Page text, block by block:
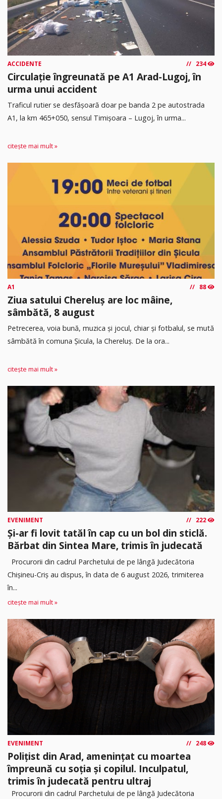
ACCIDENTE 234
Circulație îngreunată pe A1 Arad-Lugoj, în
urma unui accident
Traficul rutier se desfășoară doar pe banda 2 pe autostrada
A1, la km 465+050, sensul Timişoara – Lugoj, în urma...
citește mai mult »
A1 88
Ziua satului Chereluș are loc mâine,
sâmbătă, 8 august
Petrecerea, voia bună, muzica și jocul, chiar și fotbalul, se mută
sâmbătă în comuna Șicula, la Chereluș. De la ora...
citește mai mult »
EVENIMENT 222
Și-ar fi lovit tatăl în cap cu un bol din sticlă.
Bărbat din Sintea Mare, trimis în judecată
Procurorii din cadrul Parchetului de pe lângă Judecătoria
Chișineu-Criș au dispus, în data de 6 august 2026, trimiterea
în...
citește mai mult »
EVENIMENT 248
Polițist din Arad, amenințat cu moartea
împreună cu soția și copilul. Inculpatul,
trimis în judecată pentru ultraj
Procurorii din cadrul Parchetului de pe lângă Judecătoria